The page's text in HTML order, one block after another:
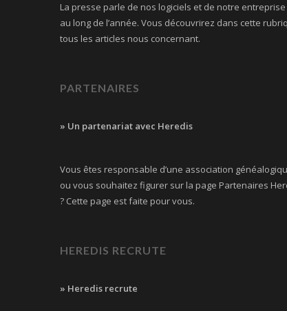
La presse parle de nos logiciels et de notre
au long de l’année. Vous découvrirez dans cette
tous les articles nous concernant.
PARTENAIRES
» Un partenariat avec Heredis
Vous êtes responsable d’une association
ou vous souhaitez figurer sur la page Partenaires
? Cette page est faite pour vous.
HEREDIS RECRUTE
» Heredis recrute